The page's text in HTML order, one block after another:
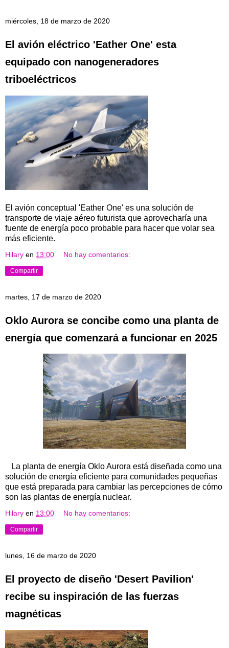
miércoles, 18 de marzo de 2020
El avión eléctrico 'Eather One' esta
equipado con nanogeneradores
triboeléctricos
El avión conceptual 'Eather One' es una solución de
transporte de viaje aéreo futurista que aprovecharía una
fuente de energía poco probable para hacer que volar sea
más eficiente.
Hilary en 13:00 No hay comentarios:
Compartir
martes, 17 de marzo de 2020
Oklo Aurora se concibe como una planta de
energía que comenzará a funcionar en 2025
La planta de energía Oklo Aurora está diseñada como una
solución de energía eficiente para comunidades pequeñas
que está preparada para cambiar las percepciones de cómo
son las plantas de energía nuclear.
Hilary en 13:00 No hay comentarios:
Compartir
lunes, 16 de marzo de 2020
El proyecto de diseño 'Desert Pavilion'
recibe su inspiración de las fuerzas
magnéticas